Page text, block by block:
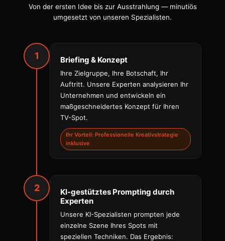
Von der ersten Idee bis zur Ausstrahlung — minutiös
umgesetzt von unseren Spezialisten.
1 Briefing & Konzept
Ihre Zielgruppe, Ihre Botschaft, Ihr
Auftritt. Unsere Experten analysieren Ihr
Unternehmen und entwickeln ein
maßgeschneidertes Konzept für Ihren
TV-Spot.
Ihr Vorteil: Professionelle Kreativstrategie
inklusive
2
KI-gestütztes Prompting durch
Experten
Unsere KI-Spezialisten prompten jede
einzelne Szene Ihres Spots mit
speziellen Techniken. Das Ergebnis: